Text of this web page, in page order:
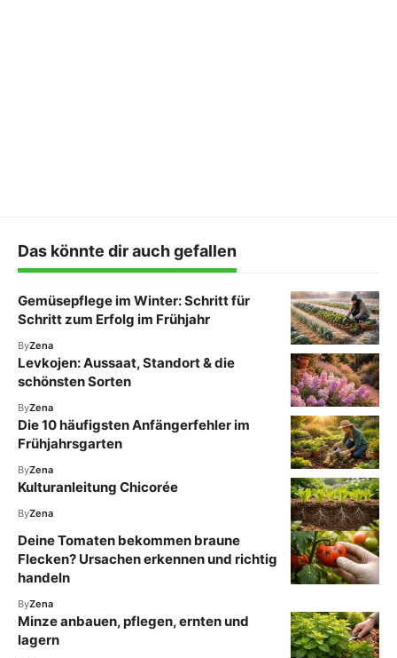
Das könnte dir auch gefallen
Gemüsepflege im Winter: Schritt für
Schritt zum Erfolg im Frühjahr
ByZena
Levkojen: Aussaat, Standort & die
schönsten Sorten
ByZena
Die 10 häufigsten Anfängerfehler im
Frühjahrsgarten
ByZena
Kulturanleitung Chicorée
ByZena
Deine Tomaten bekommen braune
Flecken? Ursachen erkennen und richtig
handeln
ByZena
Minze anbauen, pflegen, ernten und
lagern